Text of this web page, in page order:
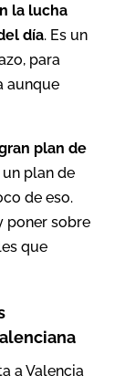
la lucha
día. Es un
para
aunque
plan de
plan de
de eso.
poner sobre
que
a Valencia